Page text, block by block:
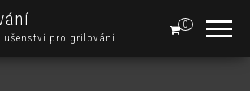
pro grilování
0